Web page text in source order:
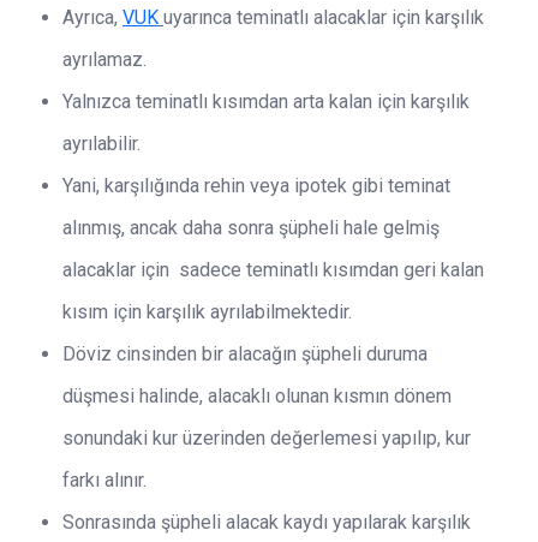
Ayrıca, VUK uyarınca teminatlı alacaklar için karşılık
ayrılamaz.
Yalnızca teminatlı kısımdan arta kalan için karşılık
ayrılabilir.
Yani, karşılığında rehin veya ipotek gibi teminat
alınmış, ancak daha sonra şüpheli hale gelmiş
alacaklar için sadece teminatlı kısımdan geri kalan
kısım için karşılık ayrılabilmektedir.
Döviz cinsinden bir alacağın şüpheli duruma
düşmesi halinde, alacaklı olunan kısmın dönem
sonundaki kur üzerinden değerlemesi yapılıp, kur
farkı alınır.
Sonrasında şüpheli alacak kaydı yapılarak karşılık